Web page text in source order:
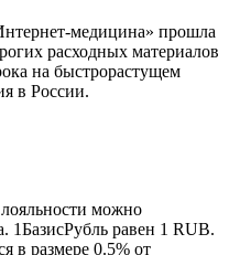
медицина» прошла
расходных материалов
на быстрорастущем
в России.
можно
1БазисРубль равен 1 RUB.
в размере 0.5% от